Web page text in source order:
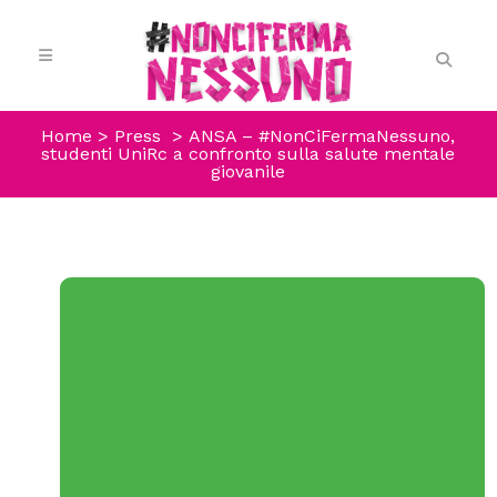
Home > Press >ANSA – #NonCiFermaNessuno,
studenti UniRc a confronto sulla salute mentale
giovanile